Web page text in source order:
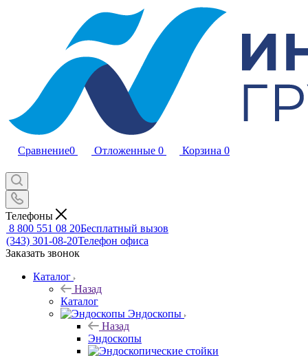
Сравнение0 Отложенные 0 Корзина 0
Телефоны
8 800 551 08 20Бесплатный вызов
(343) 301-08-20Телефон офиса
Заказать звонок
Каталог
Назад
Каталог
Эндоскопы
Назад
Эндоскопы